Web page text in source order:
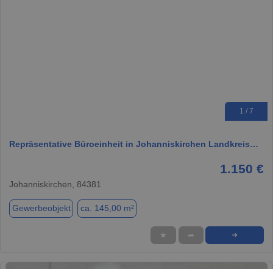
1 / 7
Repräsentative Büroeinheit in Johanniskirchen Landkreis…
1.150 €
Johanniskirchen, 84381
Gewerbeobjekt ca. 145,00 m²
★ ➦ ➜